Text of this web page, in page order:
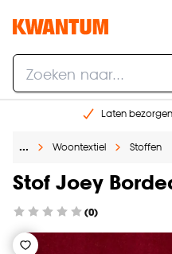
Laten
Gratis raam
… Woontextiel Stoffen
Stof Joey
(0)